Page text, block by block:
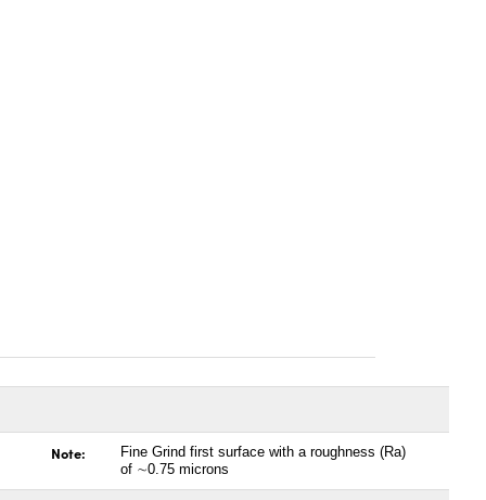
Note:
Fine Grind first surface with a roughness (Ra)
of ∼0.75 microns